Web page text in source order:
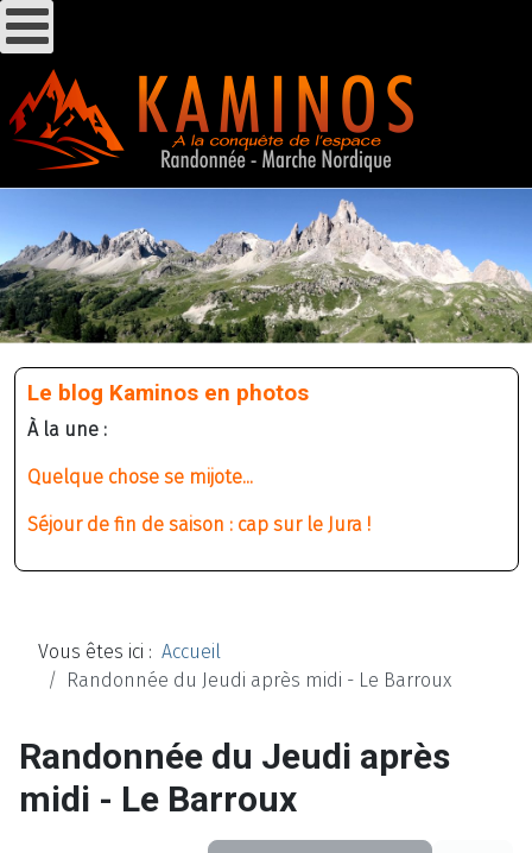
Le blog Kaminos en photos
À la une :
Quelque chose se mijote...
Séjour de fin de saison : cap sur le Jura !
Vous êtes ici : Accueil
Randonnée du Jeudi après midi - Le Barroux
Randonnée du Jeudi après
midi - Le Barroux